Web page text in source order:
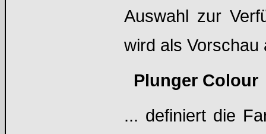
Auswahl zur
wird als Vorschau
Plunger Colour
... definiert die